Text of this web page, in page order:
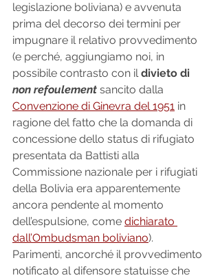
legislazione boliviana) e avvenuta
prima del decorso dei termini per
impugnare il relativo provvedimento
(e perché, aggiungiamo noi, in
possibile contrasto con il divieto di
non refoulement sancito dalla
Convenzione di Ginevra del 1951 in
ragione del fatto che la domanda di
concessione dello status di rifugiato
presentata da Battisti alla
Commissione nazionale per i rifugiati
della Bolivia era apparentemente
ancora pendente al momento
dell’espulsione, come dichiarato
dall’Ombudsman boliviano).
Parimenti, ancorché il provvedimento
notificato al difensore statuisse che